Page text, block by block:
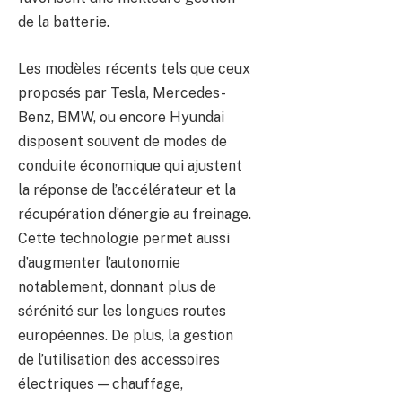
de la batterie.
Les modèles récents tels que ceux
proposés par Tesla, Mercedes-
Benz, BMW, ou encore Hyundai
disposent souvent de modes de
conduite économique qui ajustent
la réponse de l’accélérateur et la
récupération d’énergie au freinage.
Cette technologie permet aussi
d’augmenter l’autonomie
notablement, donnant plus de
sérénité sur les longues routes
européennes. De plus, la gestion
de l’utilisation des accessoires
électriques — chauffage,